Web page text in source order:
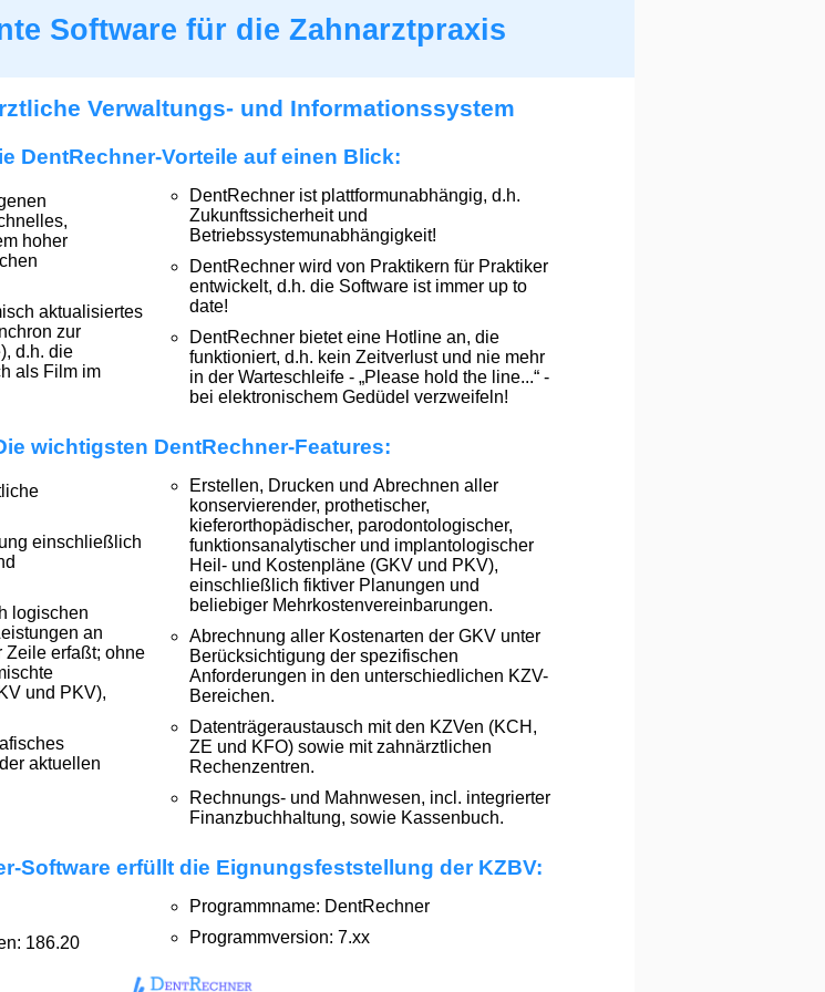
Software für die Zahnarztpraxis
Verwaltungs- und Informationssystem
DentRechner-Vorteile auf einen Blick:
hoher
aktualisiertes
zur
d.h. die
als Film im
DentRechner ist plattformunabhängig, d.h.
Zukunftssicherheit und
Betriebssystemunabhängigkeit!
DentRechner wird von Praktikern für Praktiker
entwickelt, d.h. die Software ist immer up to
date!
DentRechner bietet eine Hotline an, die
funktioniert, d.h. kein Zeitverlust und nie mehr
in der Warteschleife - „Please hold the line...“ -
bei elektronischem Gedüdel verzweifeln!
wichtigsten DentRechner-Features:
einschließlich
logischen
an
Zeile erfaßt; ohne
und PKV),
aktuellen
Erstellen, Drucken und Abrechnen aller
konservierender, prothetischer,
kieferorthopädischer, parodontologischer,
funktionsanalytischer und implantologischer
Heil- und Kostenpläne (GKV und PKV),
einschließlich fiktiver Planungen und
beliebiger Mehrkostenvereinbarungen.
Abrechnung aller Kostenarten der GKV unter
Berücksichtigung der spezifischen
Anforderungen in den unterschiedlichen KZV-
Bereichen.
Datenträgeraustausch mit den KZVen (KCH,
ZE und KFO) sowie mit zahnärztlichen
Rechenzentren.
Rechnungs- und Mahnwesen, incl. integrierter
Finanzbuchhaltung, sowie Kassenbuch.
Software erfüllt die Eignungsfeststellung der KZBV:
186.20
Programmname: DentRechner
Programmversion: 7.xx